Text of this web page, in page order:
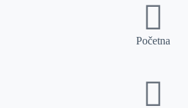
Početna